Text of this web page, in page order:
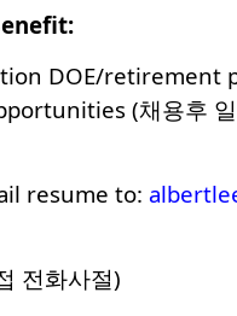
DOE/retirement
(채용후
resume to:
전화사절)